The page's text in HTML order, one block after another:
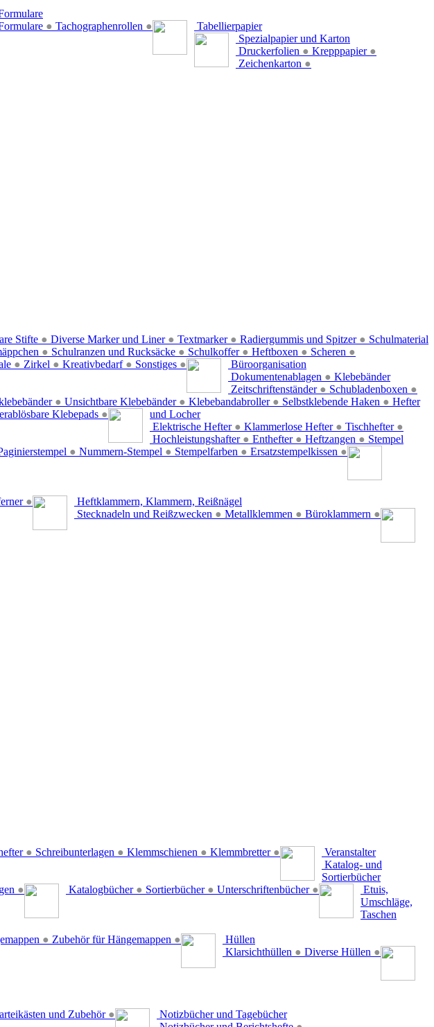
● Tachographenrollen ●
Tabellierpapier
Spezialpapier und Karton
Druckerfolien ● Krepppapier ●
Zeichenkarton ●
Stifte ● Diverse Marker und Liner ● Textmarker ● Radiergummis und Spitzer ● Schulmaterial
● Schulranzen und Rucksäcke ● Schulkoffer ● Heftboxen ● Scheren ●
● Zirkel ● Kreativbedarf ● Sonstiges ●
Büroorganisation
Dokumentenablagen ●
Zeitschriftenständer ● Schubladenboxen ●
Klebebänder
● Unsichtbare Klebebänder ● Klebebandabroller ● Selbstklebende Haken ●
Klebepads ●
Hefter
und Locher
Elektrische Hefter ● Klammerlose Hefter ● Tischhefter ●
Hochleistungshafter ● Enthefter ● Heftzangen ● Stempel
● Nummern-Stempel ● Stempelfarben ● Ersatzstempelkissen ●
●
Heftklammern, Klammern, Reißnägel
Stecknadeln und Reißzwecken ● Metallklemmen ● Büroklammern ●
● Schreibunterlagen ● Klemmschienen ● Klemmbretter ● Veranstalter
●
Katalog- und
Sortierbücher
Katalogbücher ● Sortierbücher ● Unterschriftenbücher ●
Etuis,
Umschläge,
Taschen
● Zubehör für Hängemappen ●
Hüllen
Klarsichthüllen ● Diverse Hüllen ●
und Zubehör ●
Notizbücher und Tagebücher